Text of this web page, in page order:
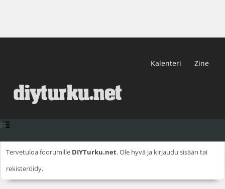
Kalenteri Zine
Tervetuloa foorumille DIYTurku.net. Ole hyvä ja kirjaudu sisään tai
rekisteröidy.